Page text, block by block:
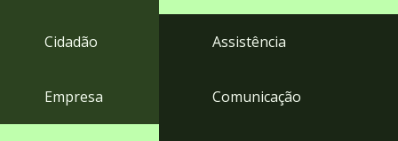
Cidadão
Empresa
Assistência
Comunicação